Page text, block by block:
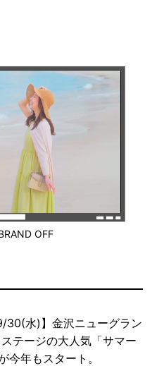
OFF
30(水)】金沢ニューグラン
テージの大人気「サマー
今年もスタート。